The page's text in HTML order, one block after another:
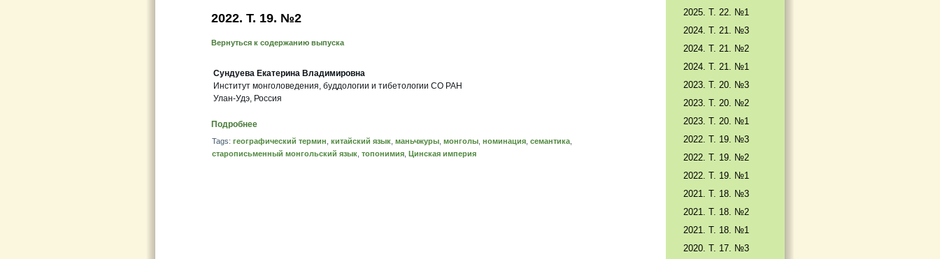
2022. Т. 19. №2
Вернуться к содержанию выпуска
Сундуева Екатерина Владимировна
Институт монголоведения, буддологии и тибетологии СО РАН
Улан-Удэ, Россия
Подробнее
Tags: географический термин китайский язык маньчжуры монголы номинация семантика
старописьменный монгольский язык топонимия Цинская империя
2025. Т. 22. №1
2024. Т. 21. №3
2024. Т. 21. №2
2024. Т. 21. №1
2023. Т. 20. №3
2023. Т. 20. №2
2023. Т. 20. №1
2022. Т. 19. №3
2022. Т. 19. №2
2022. Т. 19. №1
2021. Т. 18. №3
2021. Т. 18. №2
2021. Т. 18. №1
2020. Т. 17. №3